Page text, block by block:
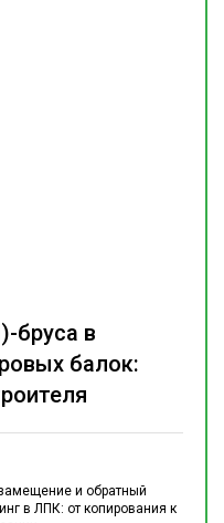
и обратный
в ЛПК: от копирования к
бруса в
балок: